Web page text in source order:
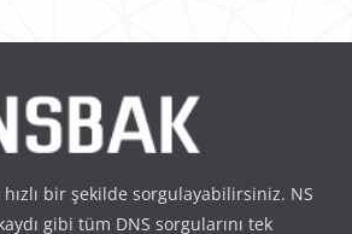
hızlı bir şekilde sorgulayabilirsiniz. NS
gibi tüm DNS sorgularını tek